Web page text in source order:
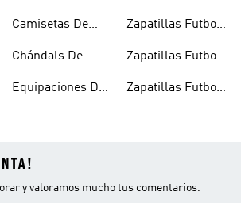
Camisetas De
Chándals De
Equipaciones De
Zapatillas Futbol
Zapatillas Futbol
Zapatillas Futbol
y valoramos mucho tus comentarios.